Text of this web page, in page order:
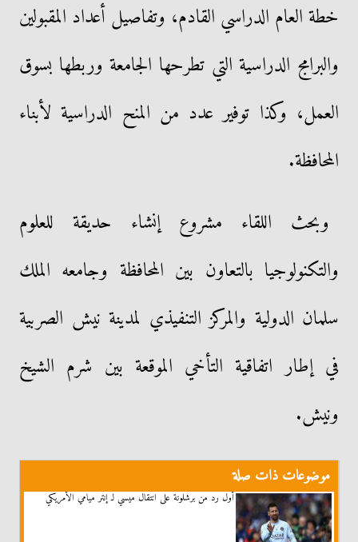
خطة العام الدراسي القادم، وتفاصيل أعداد المقبولين
والبرامج الدراسية التي تطرحها الجامعة وربطها بسوق
العمل، وكذا توفير عدد من المنح الدراسية لأبناء
المحافظة.
وبحث اللقاء مشروع إنشاء حديقة للعلوم
والتكنولوجيا بالتعاون بين المحافظة وجامعه الملك
سلمان الدولية والمركز التنفيذي لمدينة نيش الصربية
في إطار اتفاقية التأخي الموقعة بين شرم الشيخ
ونيش.
موضوعات ذات صلة
أول رد من برشلونة على انتقال ميسي لـ إنتر ميامي الأمريكي